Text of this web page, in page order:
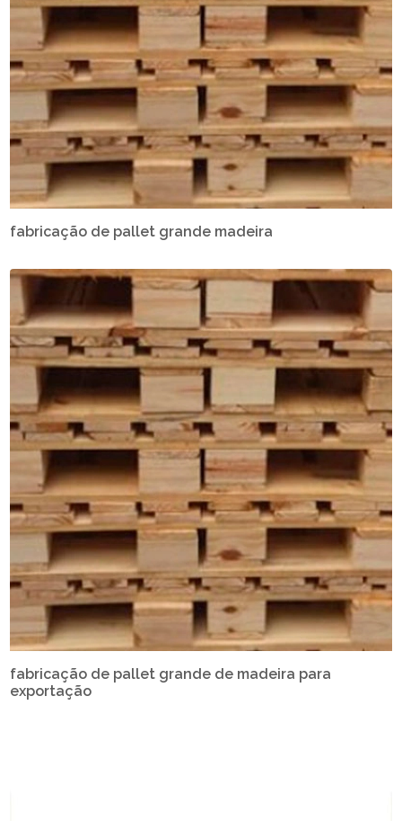
fabricação de pallet grande madeira
fabricação de pallet grande de madeira para
exportação